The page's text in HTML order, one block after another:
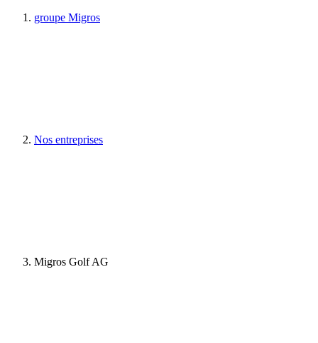
groupe Migros
Nos entreprises
Migros Golf AG